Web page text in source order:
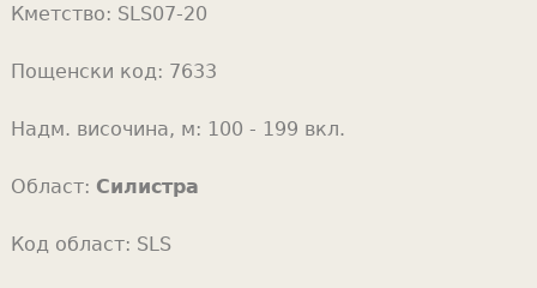
r
e
Кметство: SLS07-20
Пощенски код: 7633
Надм. височина, м: 100 - 199 вкл.
Област: Силистра
Код област: SLS